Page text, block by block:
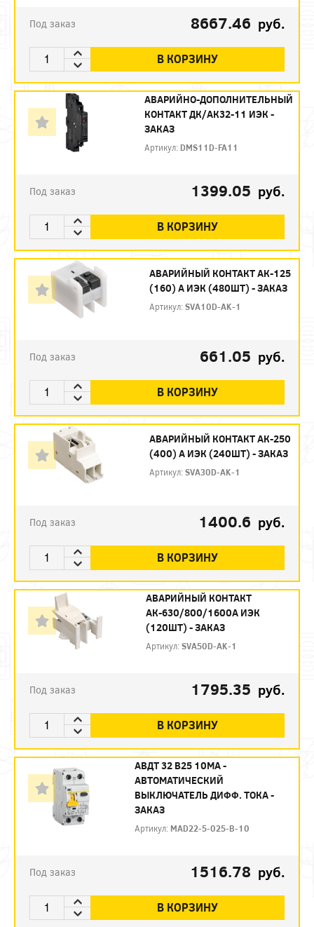
Под заказ 8667.46 руб.
В КОРЗИНУ
АВАРИЙНО-ДОПОЛНИТЕЛЬНЫЙ
КОНТАКТ ДК/АК32-11 ИЭК -
ЗАКАЗ
Артикул:DMS11D-FA11
Под заказ 1399.05 руб.
В КОРЗИНУ
АВАРИЙНЫЙ КОНТАКТ АК-125
(160) А ИЭК (480ШТ) - ЗАКАЗ
Артикул:SVA10D-AK-1
Под заказ 661.05 руб.
В КОРЗИНУ
АВАРИЙНЫЙ КОНТАКТ АК-250
(400) А ИЭК (240ШТ) - ЗАКАЗ
Артикул:SVA30D-AK-1
Под заказ 1400.6 руб.
В КОРЗИНУ
АВАРИЙНЫЙ КОНТАКТ
АК-630/800/1600А ИЭК
(120ШТ) - ЗАКАЗ
Артикул:SVA50D-AK-1
Под заказ 1795.35 руб.
В КОРЗИНУ
АВДТ 32 B25 10МА -
АВТОМАТИЧЕСКИЙ
ВЫКЛЮЧАТЕЛЬ ДИФФ. ТОКА -
ЗАКАЗ
Артикул: MAD22-5-025-B-10
Под заказ 1516.78 руб.
В КОРЗИНУ